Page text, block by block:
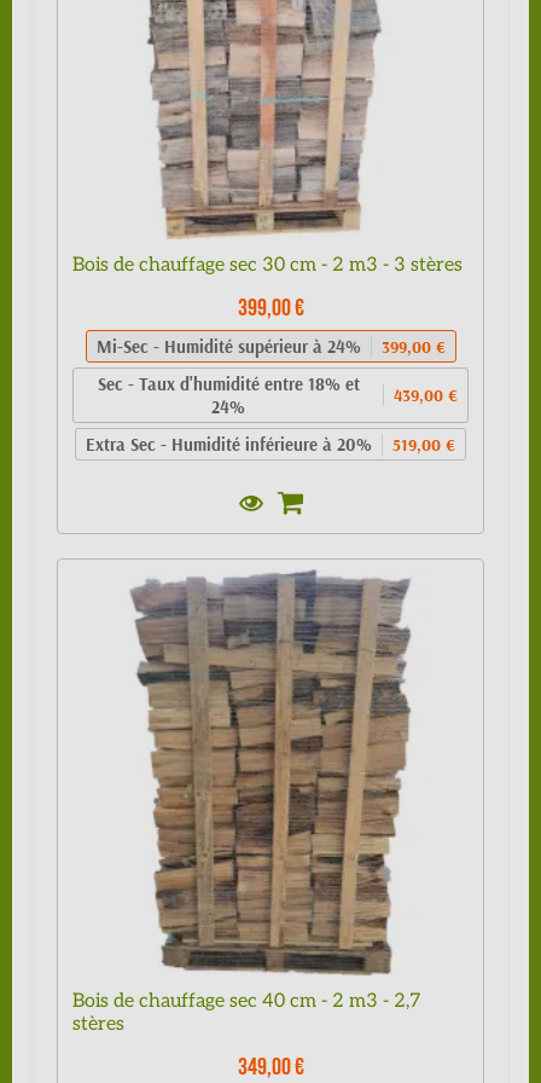
Bois de chauffage sec 30 cm - 2 m3 - 3 stères
399,00 €
Mi-Sec - Humidité supérieur à 24% 399,00 €
Sec - Taux d'humidité entre 18% et
24%
439,00 €
Extra Sec - Humidité inférieure à 20% 519,00 €
Bois de chauffage sec 40 cm - 2 m3 - 2,7
stères
349,00 €